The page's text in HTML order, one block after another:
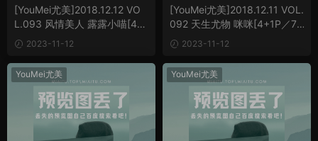
[YouMei尤美]2018.12.12 VO
L.093 风情美人 露露小喵[4+1
P／5.88M]
2023-11-12
[YouMei尤美]2018.12.11 VOL.
092 天生尤物 咪咪[4+1P／7.
52M]2023-11-12
YouMei尤美 YouMei尤美